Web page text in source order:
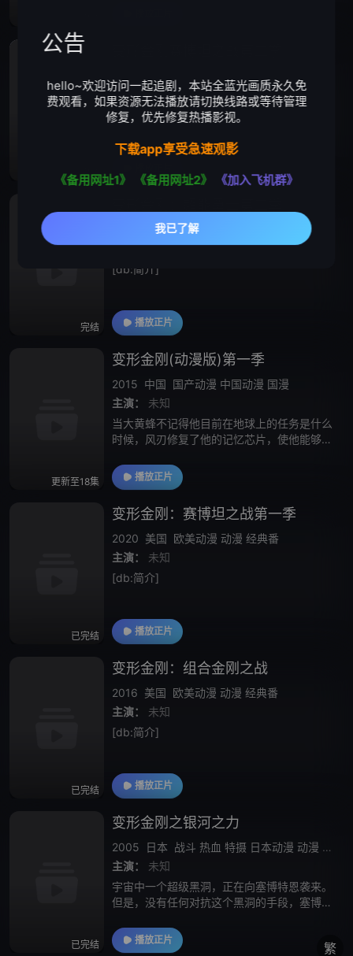
完结
主演：未知
[db:简介]
完结
加拿大 欧美动漫
主演：未知
[db:简介]
播放正片
更新至18集
变形金刚(动漫版)第一季
2015 中国 国产动漫 中国动漫 国漫
主演：
未知
当大黄蜂不记得他目前在地球上的任务是什么
时候，风刃修复了他的记忆芯片，使他能够重
复时，大黄蜂得到了一个线索，这将引导他和
风刃完成他们的任务并拯救他们的朋友，但是
播放正片
已完结
变形金刚：赛博坦之战第一季
2020 美国 欧美动漫 动漫 经典番
主演：
未知
[db:简介]
播放正片
已完结
变形金刚：组合金刚之战
2016 美国 欧美动漫 动漫 经典番
主演：
未知
[db:简介]
播放正片
已完结
变形金刚之银河之力
2005 日本 战斗 热血 特摄 日本动漫 动漫 日漫
主演：
未知
宇宙中一个超级黑洞，正在向塞博特恩袭来。
但是，没有任何对抗这个黑洞的手段，塞博特
引天行的古代战士穿越时空，来到了塞博特
恩。引天行声称只有一种叫“Planet F
播放正片
繁
公告
hello~欢迎访问一起追剧，本站全蓝光画质永久免
费观看，如果资源无法播放请切换线路或等待管理
修复，优先修复热播影视。
下载app享受急速观影
《备用网址1》 《备用网址2》 《加入飞机群》